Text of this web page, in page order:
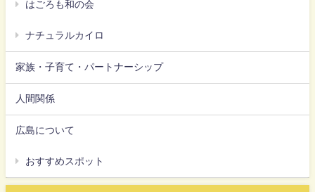
はごろも和の会
ナチュラルカイロ
家族・子育て・パートナーシップ
人間関係
広島について
おすすめスポット